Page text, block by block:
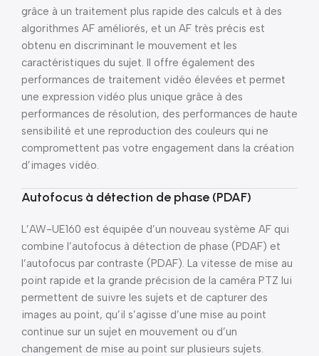
grâce à un traitement plus rapide des calculs et à des
algorithmes AF améliorés, et un AF très précis est
obtenu en discriminant le mouvement et les
caractéristiques du sujet. Il offre également des
performances de traitement vidéo élevées et permet
une expression vidéo plus unique grâce à des
performances de résolution, des performances de haute
sensibilité et une reproduction des couleurs qui ne
compromettent pas votre engagement dans la création
d’images vidéo.
Autofocus à détection de phase (PDAF)
L’AW-UE160 est équipée d’un nouveau système AF qui
combine l’autofocus à détection de phase (PDAF) et
l’autofocus par contraste (PDAF). La vitesse de mise au
point rapide et la grande précision de la caméra PTZ lui
permettent de suivre les sujets et de capturer des
images au point, qu’il s’agisse d’une mise au point
continue sur un sujet en mouvement ou d’un
changement de mise au point sur plusieurs sujets.